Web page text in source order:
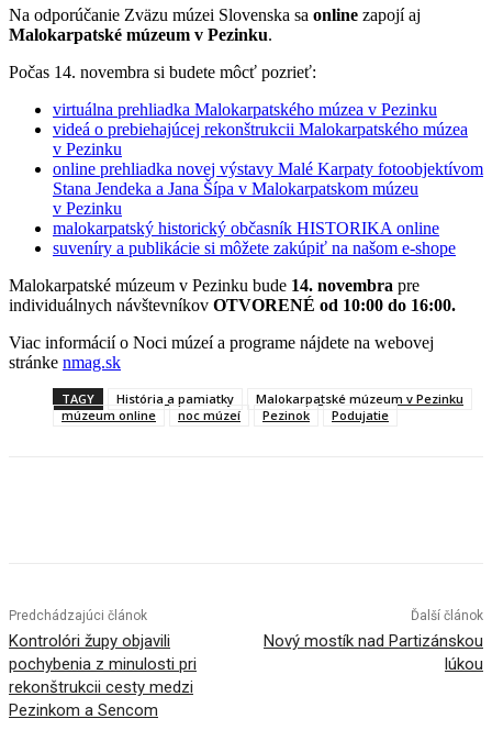
Na odporúčanie Zväzu múzei Slovenska sa online zapojí aj
Malokarpatské múzeum v Pezinku.
Počas 14. novembra si budete môcť pozrieť:
virtuálna prehliadka Malokarpatského múzea v Pezinku
videá o prebiehajúcej rekonštrukcii Malokarpatského múzea
v Pezinku
online prehliadka novej výstavy Malé Karpaty fotoobjektívom
Stana Jendeka a Jana Šípa v Malokarpatskom múzeu
v Pezinku
malokarpatský historický občasník HISTORIKA online
suveníry a publikácie si môžete zakúpiť na našom e-shope
Malokarpatské múzeum v Pezinku bude 14. novembra pre
individuálnych návštevníkov OTVORENÉ od 10:00 do 16:00.
Viac informácií o Noci múzeí a programe nájdete na webovej
stránke nmag.sk
TAGY História a pamiatky
Malokarpatské múzeum v Pezinku
múzeum online
noc múzeí Pezinok Podujatie
Predchádzajúci článok
Kontrolóri župy objavili
pochybenia z minulosti pri
rekonštrukcii cesty medzi
Pezinkom a Sencom
Ďalší článok
Nový mostík nad Partizánskou
lúkou